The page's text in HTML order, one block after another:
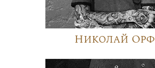
Николай Орф